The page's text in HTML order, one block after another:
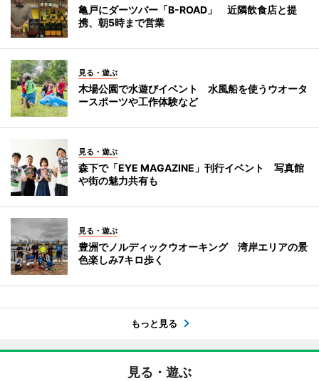
亀戸にダーツバー「B-ROAD」 近隣飲食店と提
携、朝5時まで営業
見る・遊ぶ
木場公園で水遊びイベント 水風船を使うウオータ
ースポーツや工作体験など
見る・遊ぶ
森下で「EYE MAGAZINE」刊行イベント 写真館
や街の魅力共有も
見る・遊ぶ
豊洲でノルディックウオーキング 湾岸エリアの景
色楽しみ7キロ歩く
もっと見る
見る・遊ぶ